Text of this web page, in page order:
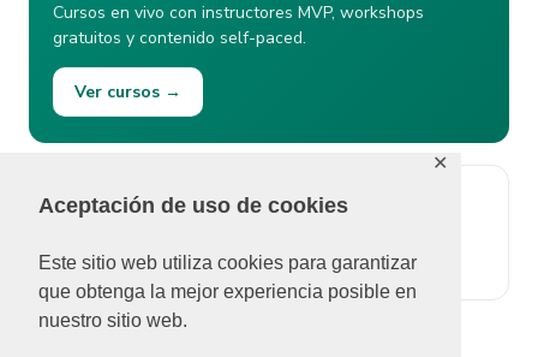
Aceptación de uso de cookies
Este sitio web utiliza cookies para garantizar
que obtenga la mejor experiencia posible en
nuestro sitio web.
✕
Cursos en vivo con instructores MVP, workshops
gratuitos y contenido self-paced.
Ver cursos →
ÚLTIMOS COMENTARIOS